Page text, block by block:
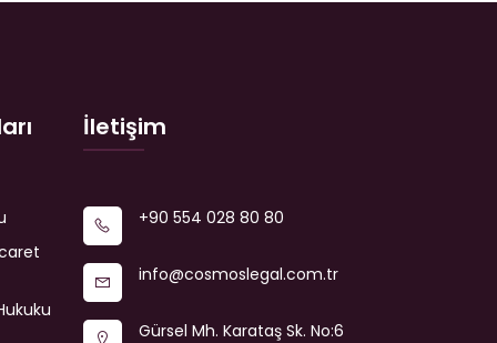
İletişim
+90 554 028 80 80
info@cosmoslegal.com.tr
Gürsel Mh. Karataş Sk. No:6